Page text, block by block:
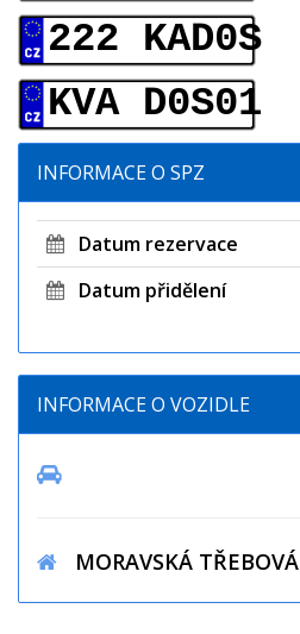
222 KAD0S
KVA D0S01
INFORMACE O SPZ
Datum rezervace
Datum přidělení
INFORMACE O VOZIDLE
MORAVSKÁ TŘEBOVÁ